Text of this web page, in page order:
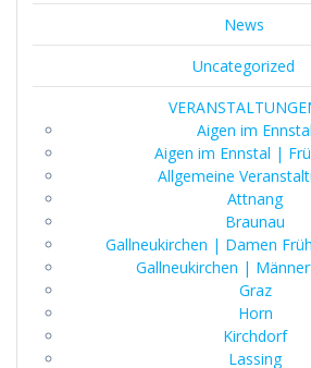
News
Uncategorized
Aigen im Ennstal
Aigen im Ennstal |
Allgemeine
Attnang
Braunau
Gallneukirchen | Damen
Gallneukirchen |
Graz
Horn
Kirchdorf
Lassing